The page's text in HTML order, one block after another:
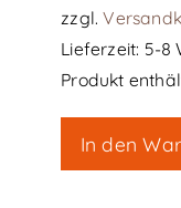
zzgl.
Lieferzeit: 5-8
Produkt
In den